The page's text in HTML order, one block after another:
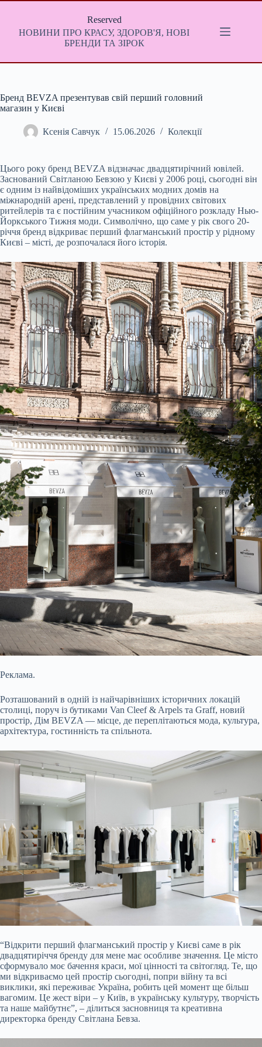
Перейти
Reserved
НОВИНИ ПРО КРАСУ, ЗДОРОВ'Я, НОВІ
БРЕНДИ ТА ЗІРОК
Бренд BEVZA презентував свій перший головний
магазин у Києві
Ксенія Савчук 15.06.2026 Колекції
Цього року бренд BEVZA відзначає двадцятирічний ювілей.
Заснований Світланою Бевзою у Києві у 2006 році, сьогодні він
є одним із найвідоміших українських модних домів на
міжнародній арені, представлений у провідних світових
ритейлерів та є постійним учасником офіційного розкладу Нью-
Йоркського Тижня моди. Символічно, що саме у рік свого 20-
річчя бренд відкриває перший флагманський простір у рідному
Києві – місті, де розпочалася його історія.
Реклама.
Розташований в одній із найчарівніших історичних локацій
столиці, поруч із бутиками Van Cleef & Arpels та Graff, новий
простір, Дім BEVZA — місце, де переплітаються мода, культура,
архітектура, гостинність та спільнота.
“Відкрити перший флагманський простір у Києві саме в рік
двадцятиріччя бренду для мене має особливе значення. Це місто
сформувало моє бачення краси, мої цінності та світогляд. Те, що
ми відкриваємо цей простір сьогодні, попри війну та всі
виклики, які переживає Україна, робить цей момент ще більш
вагомим. Це жест віри – у Київ, в українську культуру, творчість
та наше майбутнє”, – ділиться засновниця та креативна
директорка бренду Світлана Бевза.